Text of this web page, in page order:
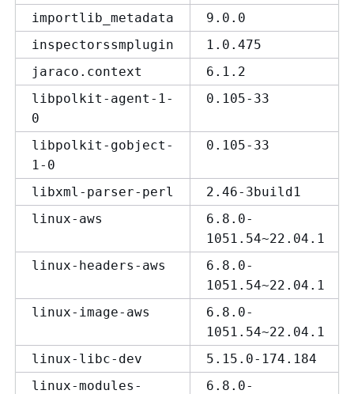
importlib_metadata
9.0.0
inspectorssmplugin
1.0.475
jaraco.context
6.1.2
libpolkit-agent-1-
0
0.105-33
libpolkit-gobject-
1-0
0.105-33
libxml-parser-perl
2.46-3build1
linux-aws
6.8.0-
1051.54~22.04.1
linux-headers-aws
6.8.0-
1051.54~22.04.1
linux-image-aws
6.8.0-
1051.54~22.04.1
linux-libc-dev
5.15.0-174.184
linux-modules-
6.8.0-